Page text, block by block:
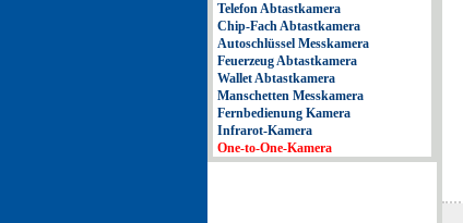
Telefon Abtastkamera
Chip-Fach Abtastkamera
Autoschlüssel Messkamera
Feuerzeug Abtastkamera
Wallet Abtastkamera
Manschetten Messkamera
Fernbedienung Kamera
Infrarot-Kamera
One-to-One-Kamera